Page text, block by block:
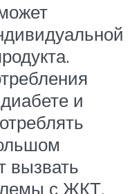
и
вызвать
с ЖКТ.